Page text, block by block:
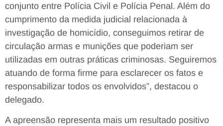
conjunto entre Polícia Civil e Polícia Penal. Além do
cumprimento da medida judicial relacionada à
investigação de homicídio, conseguimos retirar de
circulação armas e munições que poderiam ser
utilizadas em outras práticas criminosas. Seguiremos
atuando de forma firme para esclarecer os fatos e
responsabilizar todos os envolvidos”, destacou o
delegado.
A apreensão representa mais um resultado positivo